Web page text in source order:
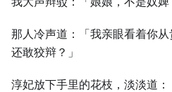
那人冷声道：「我亲眼看着你从
还敢狡辩？」
淳妃放下手里的花枝，淡淡道：